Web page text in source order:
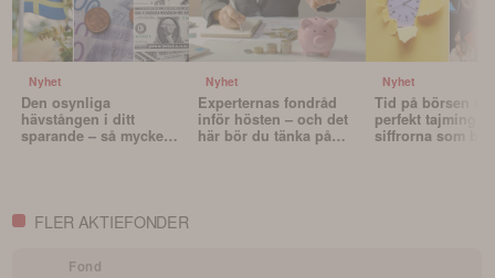
Nyhet
Den osynliga
hävstången i ditt
sparande – så mycket
Nyhet
Experternas fondråd
inför hösten – och det
här bör du tänka på
Nyhet
Tid på börsen
perfekt tajming –
siffrorna som
FLER AKTIEFONDER
Fond